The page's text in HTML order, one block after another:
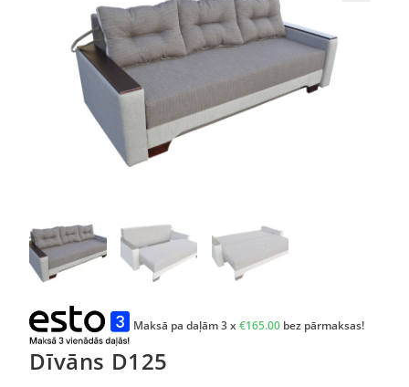
Maksā pa daļām 3 x€165.00 bez pārmaksas!
Dīvāns D125